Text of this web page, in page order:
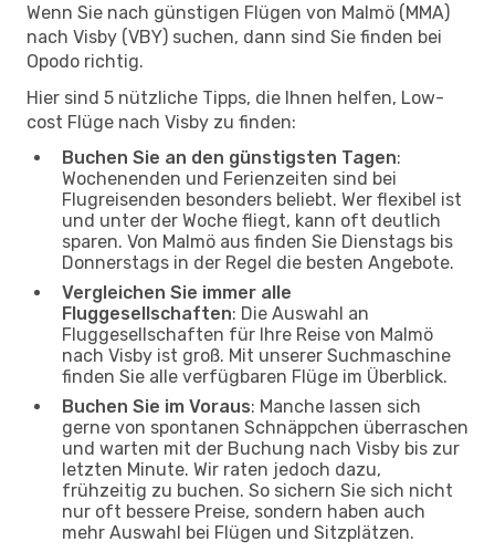
Wenn Sie nach günstigen Flügen von Malmö (MMA)
nach Visby (VBY) suchen, dann sind Sie finden bei
Opodo richtig.
Hier sind 5 nützliche Tipps, die Ihnen helfen, Low-
cost Flüge nach Visby zu finden:
Buchen Sie an den günstigsten Tagen:
Wochenenden und Ferienzeiten sind bei
Flugreisenden besonders beliebt. Wer flexibel ist
und unter der Woche fliegt, kann oft deutlich
sparen. Von Malmö aus finden Sie Dienstags bis
Donnerstags in der Regel die besten Angebote.
Vergleichen Sie immer alle
Fluggesellschaften: Die Auswahl an
Fluggesellschaften für Ihre Reise von Malmö
nach Visby ist groß. Mit unserer Suchmaschine
finden Sie alle verfügbaren Flüge im Überblick.
Buchen Sie im Voraus: Manche lassen sich
gerne von spontanen Schnäppchen überraschen
und warten mit der Buchung nach Visby bis zur
letzten Minute. Wir raten jedoch dazu,
frühzeitig zu buchen. So sichern Sie sich nicht
nur oft bessere Preise, sondern haben auch
mehr Auswahl bei Flügen und Sitzplätzen.